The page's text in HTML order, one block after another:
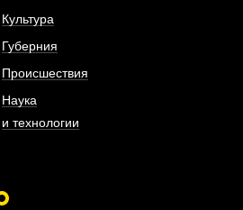
Культура
Губерния
Происшествия
Наука
и технологии